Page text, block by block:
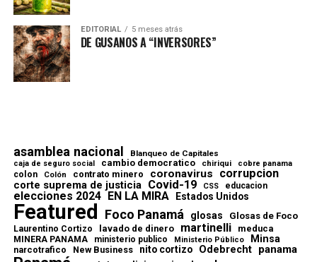
EDITORIAL 5 meses atrás
DE GUSANOS A “INVERSORES”
asamblea nacional Blanqueo de Capitales
caja de seguro social cambio democratico chiriqui cobre panama
colon Colón contrato minero coronavirus corrupcion
corte suprema de justicia Covid-19 CSS educacion
elecciones 2024 EN LA MIRA Estados Unidos
Featured Foco Panamá glosas Glosas de Foco
Laurentino Cortizo lavado de dinero martinelli meduca
MINERA PANAMA ministerio publico Ministerio Público Minsa
narcotrafico New Business nito cortizo Odebrecht panama